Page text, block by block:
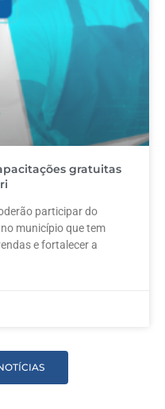
gratuitas
participar do
município que tem
e fortalecer a